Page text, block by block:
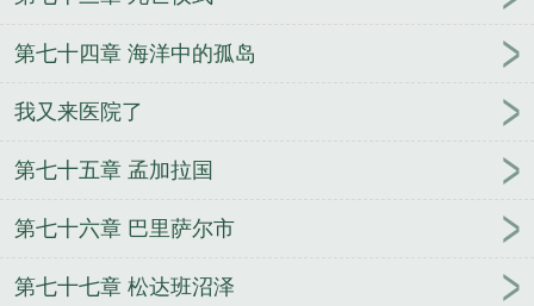
第七十四章 海洋中的孤岛
我又来医院了
第七十五章 孟加拉国
第七十六章 巴里萨尔市
第七十七章 松达班沼泽